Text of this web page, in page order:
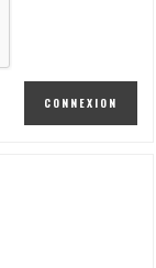
CONNEXION